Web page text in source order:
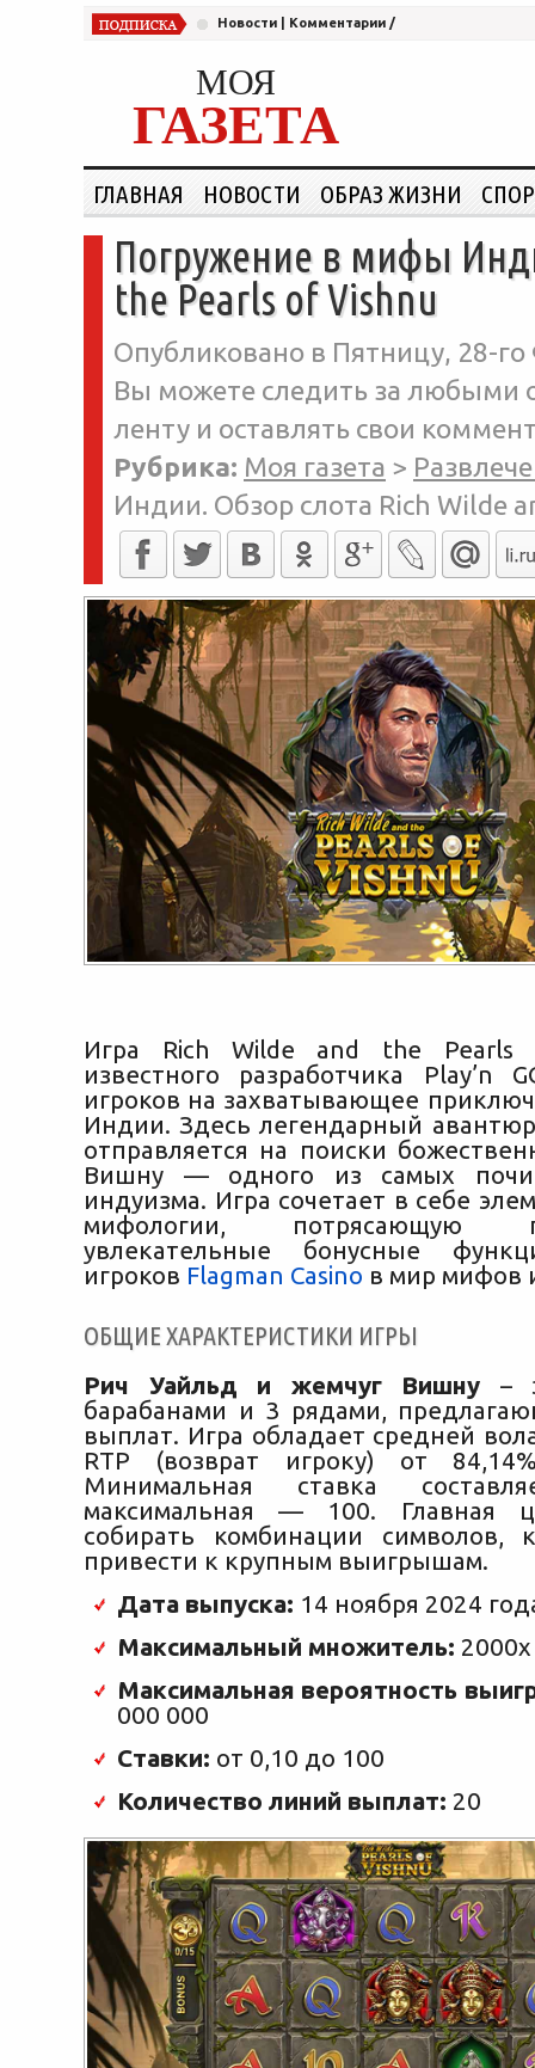
Новости Комментарии /
МОЯ
ГАЗЕТА
ГЛАВНАЯ НОВОСТИ ОБРАЗ ЖИЗНИ
Погружение в мифы
the Pearls of Vishnu
Опубликовано в Пятницу, 28-
Вы можете следить за любыми
ленту и оставлять свои
Рубрика: Моя газета >
Индии. Обзор слота Rich Wilde
Игра Rich Wilde and the
известного разработчика Play’n
игроков на захватывающее
Индии. Здесь легендарный
отправляется на поиски
Вишну — одного из самых
индуизма. Игра сочетает в себе
мифологии, потрясающую
увлекательные бонусные
игроков Flagman Сasino в мир мифов
ОБЩИЕ ХАРАКТЕРИСТИКИ ИГРЫ
Рич Уайльд и жемчуг Вишну –
барабанами и 3 рядами,
выплат. Игра обладает средней
RTP (возврат игроку) от
Минимальная ставка
максимальная — 100. Главная
собирать комбинации символов,
привести к крупным выигрышам.
Дата выпуска: 14 ноября 2024
Максимальный множитель: 2000x
Максимальная вероятность
000 000
Ставки: от 0,10 до 100
Количество линий выплат: 20